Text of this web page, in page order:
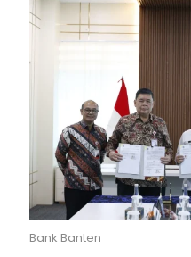
Bank Banten